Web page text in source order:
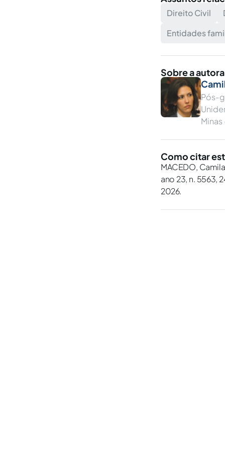
Direito Civil
Entidades
Sobre a autora
Pós-
Minas
Como citar
MACEDO,
ano 23, n. 5563,
2026.